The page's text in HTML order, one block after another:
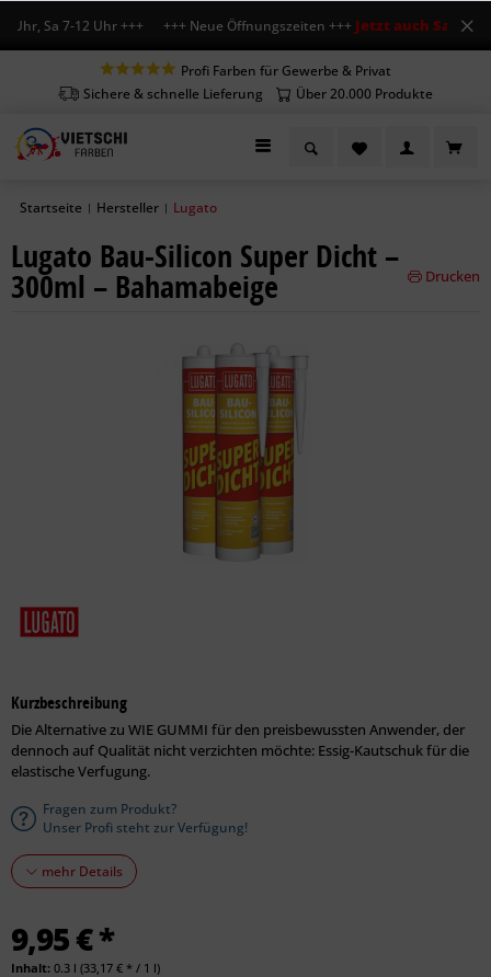
Sa 7-12 Uhr +++ +++ Neue Öffnungszeiten +++Jetzt auch Sa
Profi Farben für Gewerbe & Privat
Sichere & schnelle Lieferung
Über 20.000 Produkte
Startseite | Hersteller | Lugato
Lugato Bau-Silicon Super Dicht –
300ml – Bahamabeige Drucken
Kurzbeschreibung
Die Alternative zu WIE GUMMI für den preisbewussten Anwender, der
dennoch auf Qualität nicht verzichten möchte: Essig-Kautschuk für die
elastische Verfugung.
Fragen zum Produkt?
Unser Profi steht zur Verfügung!
mehr Details
9,95 € *
Inhalt: 0.3 l (33,17 € * / 1 l)